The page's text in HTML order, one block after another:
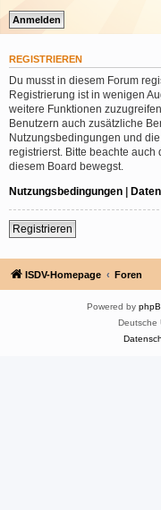
REGISTRIEREN
Du musst in diesem Forum
Registrierung ist in wenigen
weitere Funktionen
Benutzern auch zusätzliche
Nutzungsbedingungen und
registrierst. Bitte beachte
diesem Board bewegst.
Nutzungsbedingungen |
Registrieren
ISDV-Homepage Foren
Powered by
Deutsche